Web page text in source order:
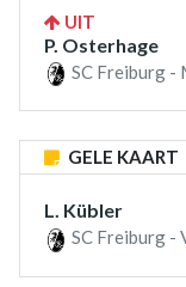
UIT
P. Osterhage
SC Freiburg -
GELE KAART
L. Kübler
SC Freiburg -